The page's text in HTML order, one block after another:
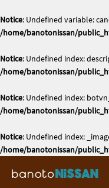
Notice: Undefined variable:
/home/banotonissan/
Notice: Undefined index:
/home/banotonissan/
Notice: Undefined index:
/home/banotonissan/
Notice: Undefined index:
/home/banotonissan/